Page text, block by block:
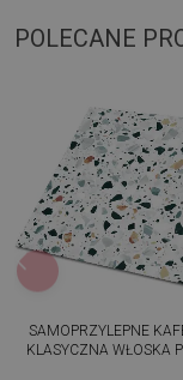
POLECANE
SAMOPRZYLEPNE
KLASYCZNA WŁOSKA